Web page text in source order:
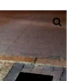
צילום: יהלי אוזן